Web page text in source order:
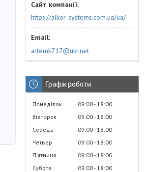
https://alkor-systems.com.ua/ua/
artemk717@ukr.net
Графік роботи
Понеділок 09:00 18:00
Вівторок
09:00 18:00
Середа
09:00 18:00
Четвер
09:00 18:00
Пʼятниця
09:00 18:00
Субота
09:00 18:00